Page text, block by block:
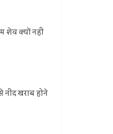
शेव क्‍यों नहीं
खराब होने